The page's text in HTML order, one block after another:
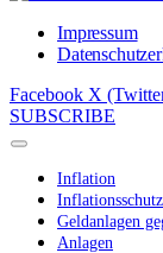
Impressum
Facebook X
SUBSCRIBE
Inflation
Geldanlagen
Anlagen